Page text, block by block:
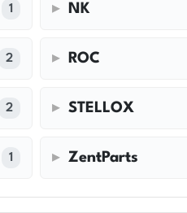
1 NK
2 ROC
2 STELLOX
1 ZentParts